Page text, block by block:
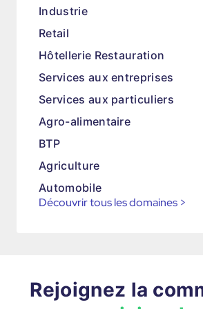
Industrie
Retail
Hôtellerie Restauration
Services aux entreprises
Services aux particuliers
Agro-alimentaire
BTP
Agriculture
Automobile
Découvrir tous les domaines >
Rejoignez la